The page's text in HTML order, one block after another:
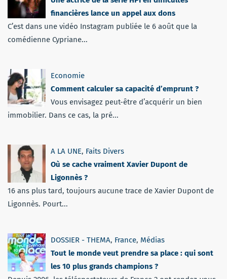
financières lance un appel aux dons
C’est dans une vidéo Instagram publiée le 6 août que la
comédienne Cypriane...
Economie
Comment calculer sa capacité d’emprunt ?
Vous envisagez peut-être d’acquérir un bien
immobilier. Dans ce cas, la pré...
A LA UNE, Faits Divers
Où se cache vraiment Xavier Dupont de
Ligonnès ?
16 ans plus tard, toujours aucune trace de Xavier Dupont de
Ligonnès. Pourt...
DOSSIER - THEMA, France, Médias
Tout le monde veut prendre sa place : qui sont
les 10 plus grands champions ?